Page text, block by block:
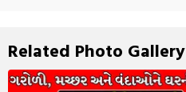
Related Photo Gallery